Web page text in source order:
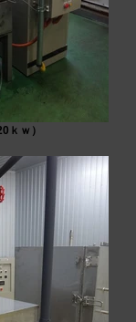
ｋｗ）